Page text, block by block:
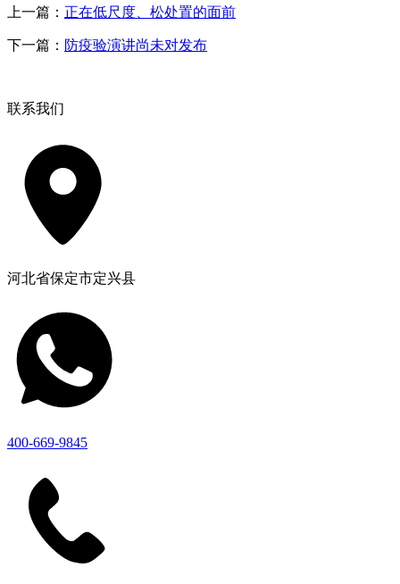
上一篇： 正在低尺度、松处置的面前
下一篇： 防疫验演讲尚未对发布
联系我们
河北省保定市定兴县
400-669-9845